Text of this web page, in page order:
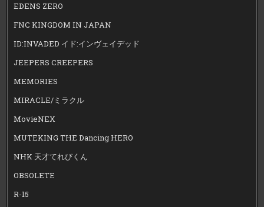
EDENS ZERO
FNC KINGDOM IN JAPAN
ID:INVADED イド:インヴェイデッド
JEEPERS CREEPERS
MEMORIES
MIRACLE/ミラクル
MovieNEX
MUTEKING THE Dancing HERO
NHK 天才てれびくん
OBSOLETE
R-15